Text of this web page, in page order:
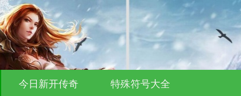
今日新开传奇 特殊符号大全